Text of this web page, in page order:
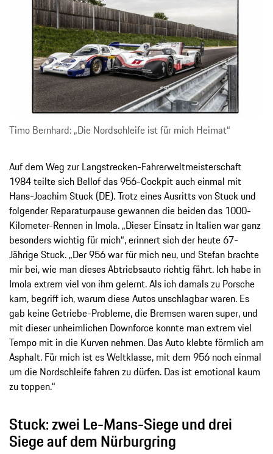
Timo Bernhard: „Die Nordschleife ist für mich Heimat“
Auf dem Weg zur Langstrecken-Fahrerweltmeisterschaft
1984 teilte sich Bellof das 956-Cockpit auch einmal mit
Hans-Joachim Stuck (DE). Trotz eines Ausritts von Stuck und
folgender Reparaturpause gewannen die beiden das 1000-
Kilometer-Rennen in Imola. „Dieser Einsatz in Italien war ganz
besonders wichtig für mich“, erinnert sich der heute 67-
Jährige Stuck. „Der 956 war für mich neu, und Stefan brachte
mir bei, wie man dieses Abtriebsauto richtig fährt. Ich habe in
Imola extrem viel von ihm gelernt. Als ich damals zu Porsche
kam, begriff ich, warum diese Autos unschlagbar waren. Es
gab keine Getriebe-Probleme, die Bremsen waren super, und
mit dieser unheimlichen Downforce konnte man extrem viel
Tempo mit in die Kurven nehmen. Das Auto klebte förmlich am
Asphalt. Für mich ist es Weltklasse, mit dem 956 noch einmal
um die Nordschleife fahren zu dürfen. Das ist emotional kaum
zu toppen.“
Stuck: zwei Le-Mans-Siege und drei
Siege auf dem Nürburgring